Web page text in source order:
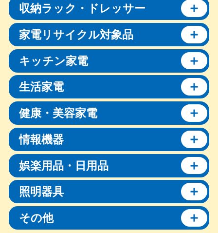
収納ラック・ドレッサー
家電リサイクル対象品
キッチン家電
生活家電
健康・美容家電
情報機器
娯楽用品・日用品
照明器具
その他